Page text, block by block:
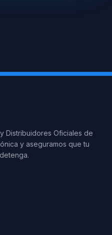
Distribuidores Oficiales de
y aseguramos que tu